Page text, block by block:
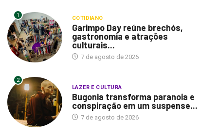
1 COTIDIANO
Garimpo Day reúne brechós,
gastronomia e atrações
culturais...
7 de agosto de 2026
2
LAZER E CULTURA
Bugonia transforma paranoia e
conspiração em um suspense...
7 de agosto de 2026